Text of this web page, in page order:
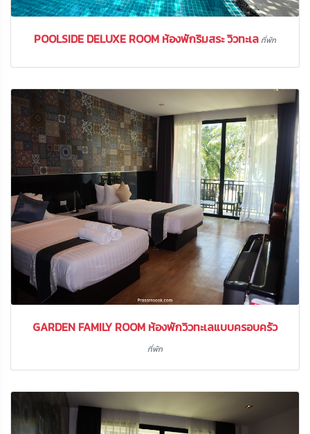
POOLSIDE DELUXE ROOM ห้องพักริมสระ วิวทะเลที่พัก
GARDEN FAMILY ROOM ห้องพักวิวทะเลแบบครอบครัว
ที่พัก